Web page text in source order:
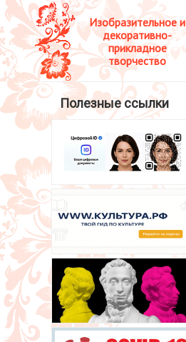
Изобразительное и
декоративно-
прикладное
творчество
Полезные ссылки